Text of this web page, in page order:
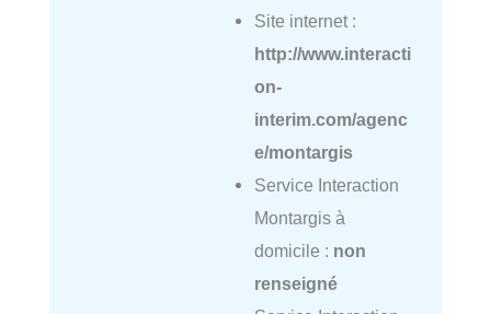
Site internet :
http://www.interacti
on-
interim.com/agenc
e/montargis
Service Interaction
Montargis à
domicile : non
renseigné